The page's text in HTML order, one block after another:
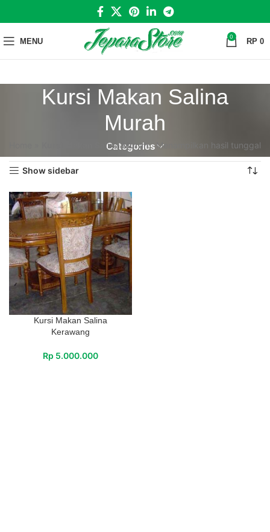
MENU 0 RP 0
Kursi Makan Salina
Murah
Categories
Kursi Makan Salina Murah Menampilkan hasil tunggal
Show sidebar
Kursi Makan Salina
Kerawang
Rp 5.000.000